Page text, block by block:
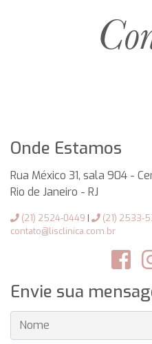
Onde Estamos
Rua México 31, sala 904 -
Rio de Janeiro - RJ
(21) 2524-0449 | (21) 2533-
contato@lisclinica.com.br
Envie sua
NOME